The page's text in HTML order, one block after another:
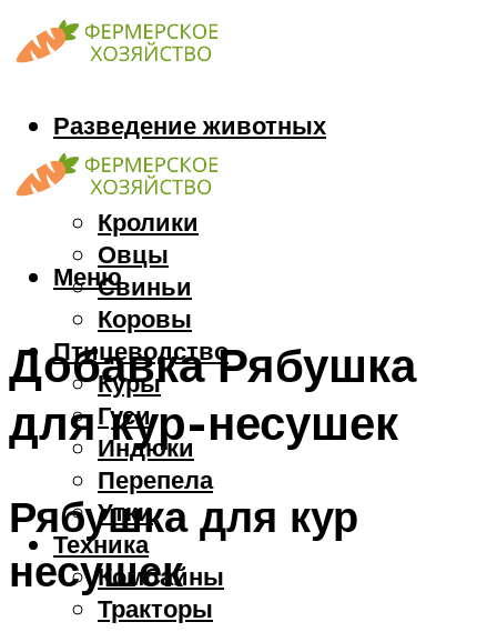
Разведение животных
Козы
Кони
Кролики
Овцы
Свиньи
Коровы
Птицеводство
Куры
Гуси
Индюки
Перепела
Утки
Техника
Комбайны
Тракторы
Меню
Добавка Рябушка
для кур-несушек
Рябушка для кур
несушек